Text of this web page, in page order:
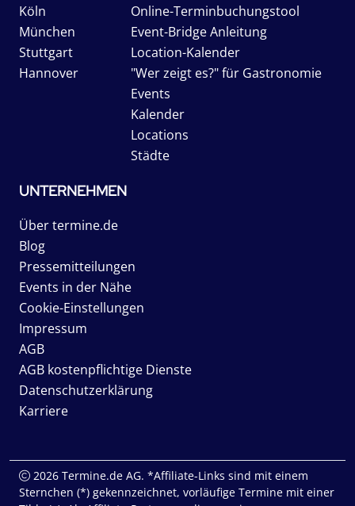
Köln
München
Stuttgart
Hannover
Online-Terminbuchungstool
Event-Bridge Anleitung
Location-Kalender
"Wer zeigt es?" für Gastronomie
Events
Kalender
Locations
Städte
UNTERNEHMEN
Über termine.de
Blog
Pressemitteilungen
Events in der Nähe
Cookie-Einstellungen
Impressum
AGB
AGB kostenpflichtige Dienste
Datenschutzerklärung
Karriere
2026 Termine.de AG. *Affiliate-Links sind mit einem
Sternchen (*) gekennzeichnet, vorläufige Termine mit einer